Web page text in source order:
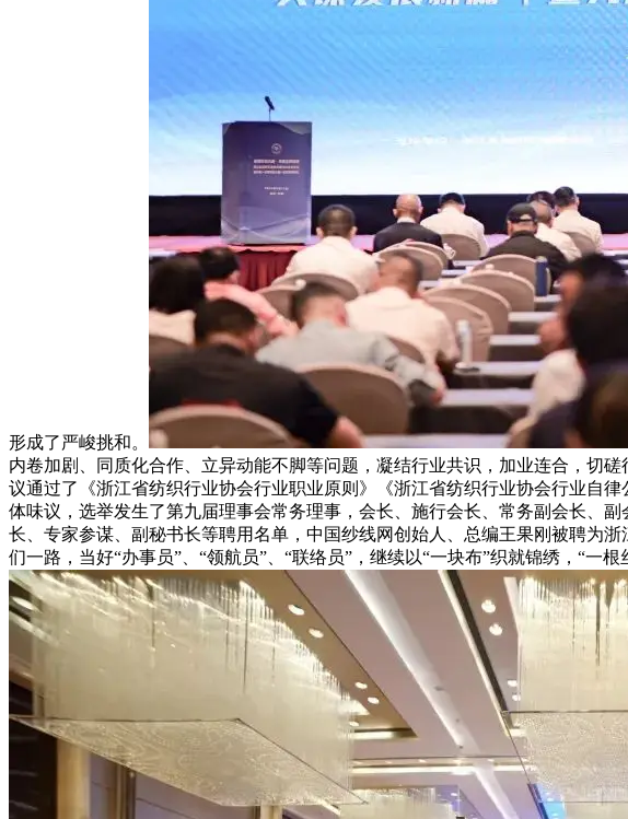
形成了严峻挑和。
内卷加剧、同质化合作、立异动能不脚等问题，凝结行业共识，加业连合，切
议通过了《浙江省纺织行业协会行业职业原则》《浙江省纺织行业协会行业自
体味议，选举发生了第九届理事会常务理事，会长、施行会长、常务副会长、
长、专家参谋、副秘书长等聘用名单，中国纱线网创始人、总编王果刚被聘为
们一路，当好“办事员”、“领航员”、“联络员”，继续以“一块布”织就锦绣，“一